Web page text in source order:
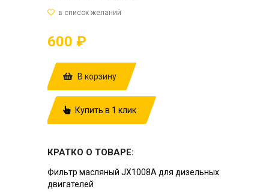
600 ₽
В корзину
Купить в 1 клик
КРАТКО О ТОВАРЕ:
Фильтр масляный JX1008A для дизельных
двигателей